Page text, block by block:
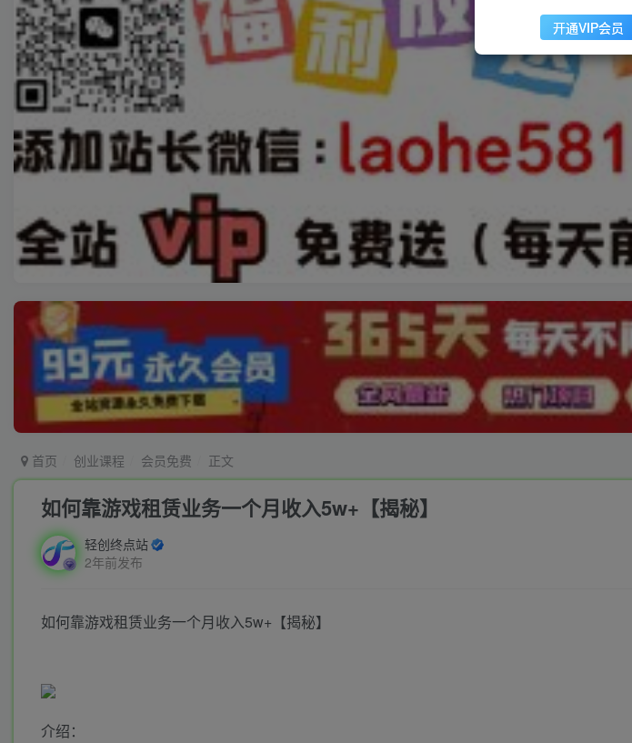
首页 创业课程 会员免费 正文
如何靠游戏租赁业务一个月收入5w+【揭秘】
轻创终点站
2年前发布
如何靠游戏租赁业务一个月收入5w+【揭秘】
介绍：
开通VIP会员